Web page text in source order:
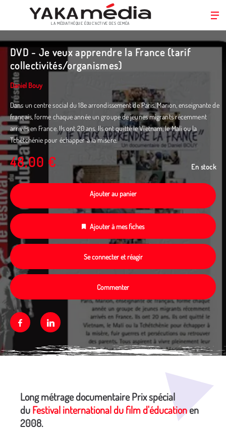
au
contenu
principal
LA MÉDIATHÈQUE ÉDUC’ACTIVE DES CEMÉA
DVD - Je veux apprendre la France (tarif
collectivités/organismes)
Daniel Bouy
Dans un centre social du 18e arrondissement de Paris, Marion, enseignante de
français, forme chaque année un groupe de jeunes migrants récemment
arrivés en France. Ils ont 20 ans. Ils ont quitté le Vietnam, le Mali ou la
Tchétchénie pour échapper à la misère.
48,00 € En stock
Ajouter au panier
Ajouter à mes fiches
Se connecter et réagir
Commenter
FacebookLinkedin
Long métrage documentaire Prix spécial
duFestival international du film d'éducationen
2008.